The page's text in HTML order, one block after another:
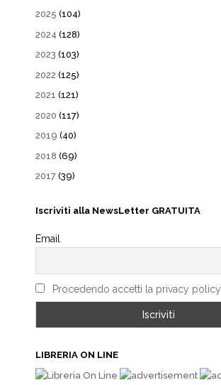
2025 (104)
2024 (128)
2023 (103)
2022 (125)
2021 (121)
2020 (117)
2019 (40)
2018 (69)
2017 (39)
Iscriviti alla NewsLetter GRATUITA
Email
Procedendo accetti la privacy policy
LIBRERIA ON LINE